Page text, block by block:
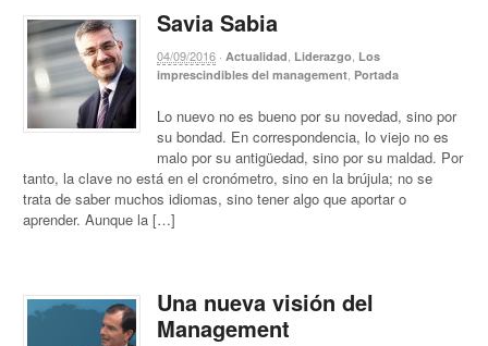
Savia Sabia
04/09/2016 · Actualidad Liderazgo Los
imprescindibles del management Portada
Lo nuevo no es bueno por su novedad, sino por
su bondad. En correspondencia, lo viejo no es
malo por su antigüedad, sino por su maldad. Por
tanto, la clave no está en el cronómetro, sino en la brújula; no se
trata de saber muchos idiomas, sino tener algo que aportar o
aprender. Aunque la […]
Una nueva visión del
Management